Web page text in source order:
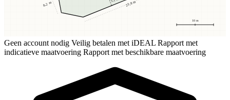
10 m
23,8 m
8,2 m
Geen account nodig Veilig betalen met iDEAL Rapport met
indicatieve maatvoering Rapport met beschikbare maatvoering